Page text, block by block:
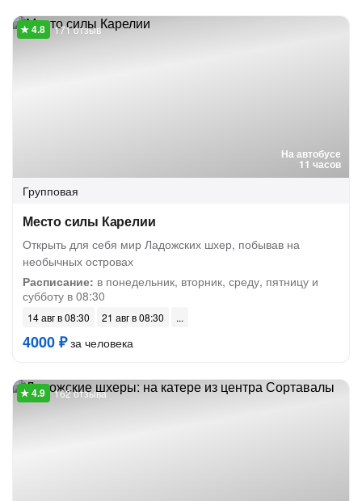
На автобусе
11 часов
171 отзыв
Групповая
Место силы Карелии
Открыть для себя мир Ладожских шхер, побывав на
необычных островах
Расписание: в понедельник, вторник, среду, пятницу и
субботу в 08:30
14 авг в 08:30 21 авг в 08:30
4000 ₽за человека
162 отзыва